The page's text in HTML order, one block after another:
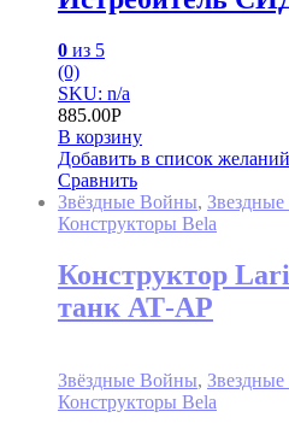
0 из 5
(0)
SKU: n/a
885.00Р
В корзину
Добавить в список желаний
Сравнить
Звёздные Войны,
Конструкторы Bela
Конструктор
танк АТ-AP
Звёздные Войны,
Конструкторы Bela